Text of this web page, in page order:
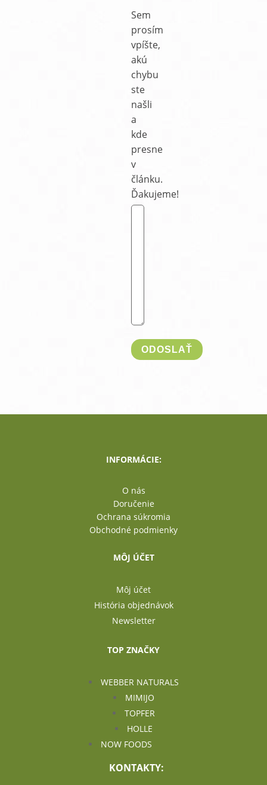
Sem
prosím
vpíšte,
akú
chybu
ste
našli
a
kde
presne
v
článku.
Ďakujeme!
INFORMÁCIE:
O nás
Doručenie
Ochrana súkromia
Obchodné podmienky
MÔJ ÚČET
Môj účet
História objednávok
Newsletter
TOP ZNAČKY
WEBBER NATURALS
MIMIJO
TOPFER
HOLLE
NOW FOODS
KONTAKTY: